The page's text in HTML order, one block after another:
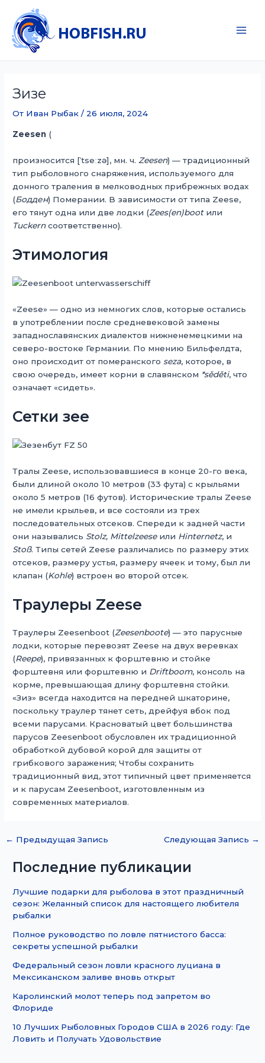
содержимому
Зизе
От Иван Рыбак/ 26 июля, 2024
Zeesen (
произносится [ˈtseːzə], мн. ч. Zeesen) — традиционный
тип рыболовного снаряжения, используемого для
донного траления в мелководных прибрежных водах
(Бодден) Померании. В зависимости от типа Zeese,
его тянут одна или две лодки (Zees(en)bootили
Tuckernсоответственно).
Этимология
«Zeese» — одно из немногих слов, которые остались
в употреблении после средневековой замены
западнославянских диалектов нижненемецкими на
северо-востоке Германии. По мнению Бильфелдта,
оно происходит от померанского seza, которое, в
свою очередь, имеет корни в славянском *sěděti, что
означает «сидеть».
Сетки зее
Тралы Zeese, использовавшиеся в конце 20-го века,
были длиной около 10 метров (33 фута) с крыльями
около 5 метров (16 футов). Исторические тралы Zeese
не имели крыльев, и все состояли из трех
последовательных отсеков. Спереди к задней части
они назывались Stolz, Mittelzeeseили Hinternetz, и
Stoß. Типы сетей Zeese различались по размеру этих
отсеков, размеру устья, размеру ячеек и тому, был ли
клапан (Kohle) встроен во второй отсек.
Траулеры Zeese
Траулеры Zeesenboot (Zeesenboote) — это парусные
лодки, которые перевозят Zeese на двух веревках
(Reepe), привязанных к форштевню и стойке
форштевня или форштевню и Driftboom, консоль на
корме, превышающая длину форштевня стойки.
«Зиз» всегда находится на передней шкаторине,
поскольку траулер тянет сеть, дрейфуя вбок под
всеми парусами. Красноватый цвет большинства
парусов Zeesenboot обусловлен их традиционной
обработкой дубовой корой для защиты от
грибкового заражения; Чтобы сохранить
традиционный вид, этот типичный цвет применяется
и к парусам Zeesenboot, изготовленным из
современных материалов.
← Предыдущая Запись Следующая Запись →
Последние публикации
Лучшие подарки для рыболова в этот праздничный
сезон: Желанный список для настоящего любителя
рыбалки
Полное руководство по ловле пятнистого басса:
секреты успешной рыбалки
Федеральный сезон ловли красного луциана в
Мексиканском заливе вновь открыт
Каролинский молот теперь под запретом во
Флориде
10 Лучших Рыболовных Городов США в 2026 году: Где
Ловить и Получать Удовольствие